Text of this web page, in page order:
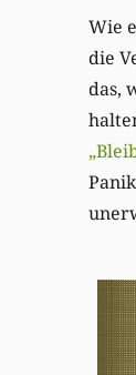
Wie
die
das,